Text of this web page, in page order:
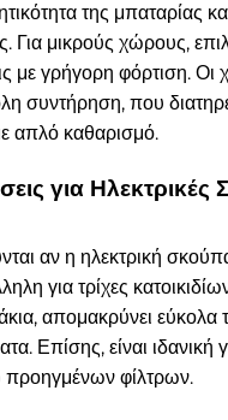
της μπαταρίας
Για μικρούς χώρους,
γρήγορη φόρτιση. Οι
συντήρηση, που
απλό καθαρισμό.
για Ηλεκτρικές
αν η ηλεκτρική
για τρίχες
απομακρύνει εύκολα
Επίσης, είναι ιδανική
προηγμένων φίλτρων.